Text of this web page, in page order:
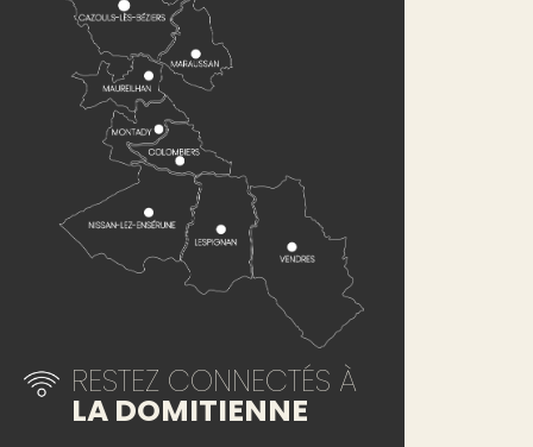
RESTEZ CONNECTÉS À
LA DOMITIENNE